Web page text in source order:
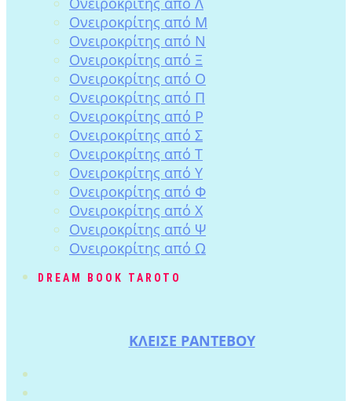
Ονειροκρίτης από Μ
Ονειροκρίτης από Ν
Ονειροκρίτης από Ξ
Ονειροκρίτης από Ο
Ονειροκρίτης από Π
Ονειροκρίτης από Ρ
Ονειροκρίτης από Σ
Ονειροκρίτης από Τ
Ονειροκρίτης από Υ
Ονειροκρίτης από Φ
Ονειροκρίτης από Χ
Ονειροκρίτης από Ψ
Ονειροκρίτης από Ω
DREAM BOOK TAROTO
ΚΛΕΙΣΕ ΡΑΝΤΕΒΟΥ